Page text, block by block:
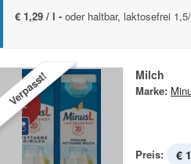
€ 1,29 / l - oder haltbar, laktosefrei
Verpasst! Milch
Marke:
Preis: €